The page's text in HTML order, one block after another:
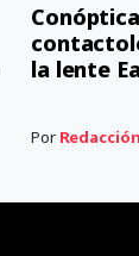
la lente
Por Redacción